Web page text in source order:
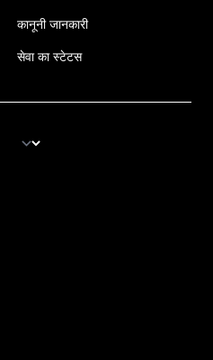
कानूनी जानकारी
सेवा का स्टेटस